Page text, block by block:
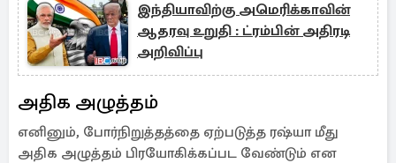
இந்தியாவிற்கு அமெரிக்காவின்
ஆதரவு உறுதி : ட்ரம்பின் அதிரடி
அறிவிப்பு
அதிக அழுத்தம்
எனினும், போர்நிறுத்தத்தை ஏற்படுத்த ரஷ்யா மீது
அதிக அழுத்தம் பிரயோகிக்கப்பட வேண்டும் என